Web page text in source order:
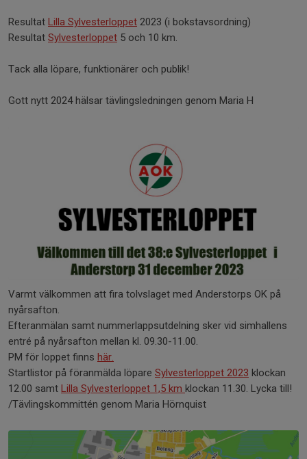
Resultat Lilla Sylvesterloppet 2023 (i bokstavsordning)
Resultat Sylvesterloppet 5 och 10 km.
Tack alla löpare, funktionärer och publik!
Gott nytt 2024 hälsar tävlingsledningen genom Maria H
Varmt välkommen att fira tolvslaget med Anderstorps OK på
nyårsafton.
Efteranmälan samt nummerlappsutdelning sker vid simhallens
entré på nyårsafton mellan kl. 09.30-11.00.
PM för loppet finns här.
Startlistor på föranmälda löpare Sylvesterloppet 2023 klockan
12.00 samt Lilla Sylvesterloppet 1,5 km klockan 11.30. Lycka till!
/Tävlingskommittén genom Maria Hörnquist